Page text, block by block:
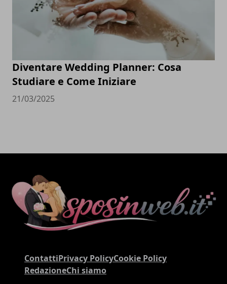
Diventare Wedding Planner: Cosa
Studiare e Come Iniziare
21/03/2025
ContattiPrivacy PolicyCookie Policy
RedazioneChi siamo